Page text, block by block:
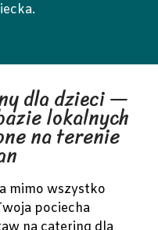
dla dzieci —
lokalnych
na terenie
mimo wszystko
pociecha